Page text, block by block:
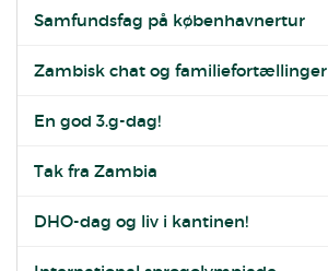
Samfundsfag på københavnertur
Zambisk chat og familiefortællinger
En god 3.g-dag!
Tak fra Zambia
DHO-dag og liv i kantinen!